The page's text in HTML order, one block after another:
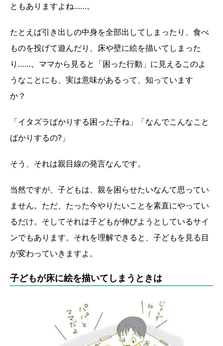
ともありますよね……。
たとえば引き出しの中身を全部出してしまったり、食べ
ものを投げて遊んだり、床や壁に絵を描いてしまった
り……。ママから見ると「困った行動」に見えるこのよ
うなことにも、実は意味があるって、知っています
か？
「イタズラばかりする困った子ね」「なんでこんなこと
ばかりするの?」
そう、それは親目線の発言なんです。
当然ですが、子どもは、親を困らせたいなんて思ってい
ません。ただ、たった今やりたいことを素直にやってい
るだけ。そしてそれは子どもが伸びようとしているサイ
ンでもあります。それを理解できると、子どもを見る目
が変わっていきますよ。
子どもが床に絵を描いてしまうときは